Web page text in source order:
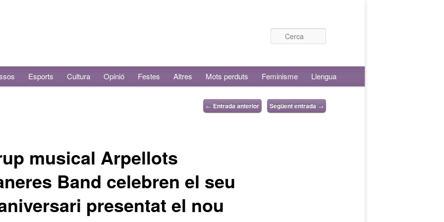
Esports Cultura Opinió Festes Altres Mots perduts Feminisme Llengua
← Entrada anterior Següent entrada →
musical Arpellots
Band celebren el seu
presentat el nou